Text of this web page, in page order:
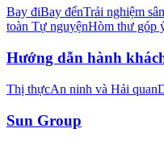
Bay điBay đếnTrải nghiệm
toàn Tự nguyệnHòm thư góp
Hướng dẫn hành
Thị thựcAn ninh và Hải quan
Sun Group